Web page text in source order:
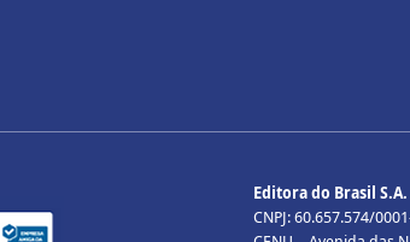
Editora do Brasil S.A.
CNPJ: 60.657.574/